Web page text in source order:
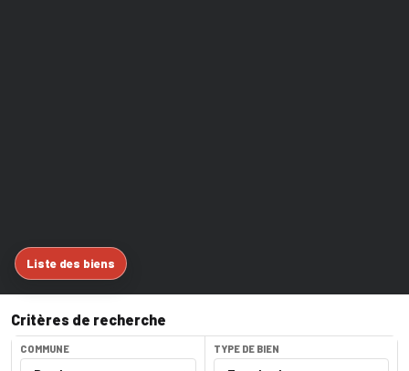
Critères de recherche
COMMUNE TYPE DE BIEN
Liste des biens